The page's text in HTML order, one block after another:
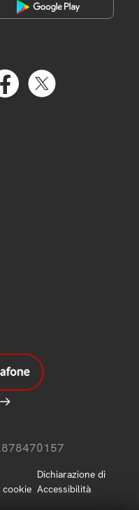
cookie
Dichiarazione di
Accessibilità